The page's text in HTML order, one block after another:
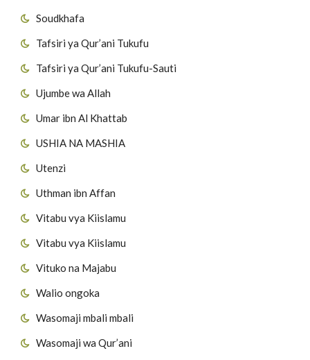
Soudkhafa
Tafsiri ya Qur’ani Tukufu
Tafsiri ya Qur’ani Tukufu-Sauti
Ujumbe wa Allah
Umar ibn Al Khattab
USHIA NA MASHIA
Utenzi
Uthman ibn Affan
Vitabu vya Kiislamu
Vitabu vya Kiislamu
Vituko na Majabu
Walio ongoka
Wasomaji mbali mbali
Wasomaji wa Qur’ani